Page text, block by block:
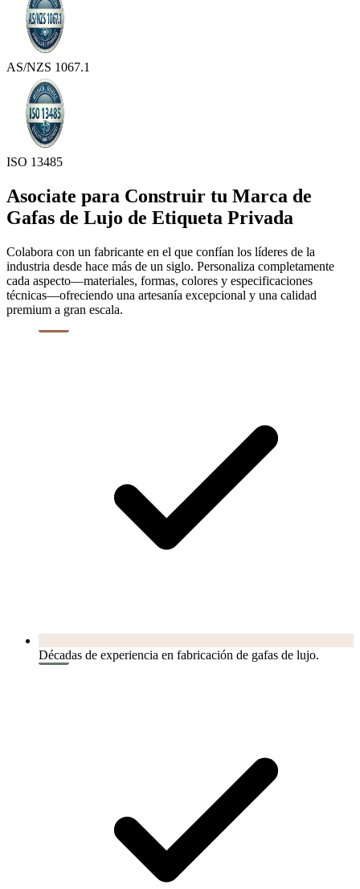
AS/NZS 1067.1
ISO 13485
Asociate para Construir tu Marca de
Gafas de Lujo de Etiqueta Privada
Colabora con un fabricante en el que confían los líderes de la
industria desde hace más de un siglo. Personaliza completamente
cada aspecto—materiales, formas, colores y especificaciones
técnicas—ofreciendo una artesanía excepcional y una calidad
premium a gran escala.
Décadas de experiencia en fabricación de gafas de lujo.